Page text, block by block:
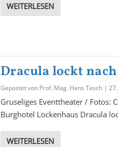
WEITERLESEN
Dracula lockt
Gepostet von Prof. Mag. Hans Tesch|
Gruseliges Eventtheater / Fotos:
Burghotel Lockenhaus Dracula
WEITERLESEN